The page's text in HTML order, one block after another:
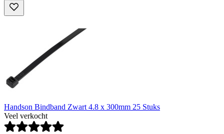
Handson Bindband Zwart 4.8 x 300mm 25 Stuks
Veel verkocht